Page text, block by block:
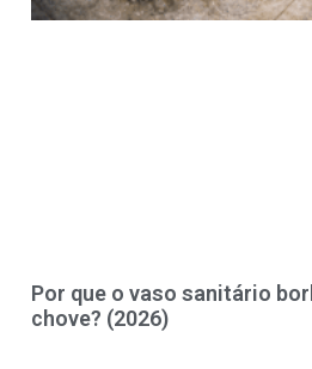
Por que o vaso sanitário
chove? (2026)